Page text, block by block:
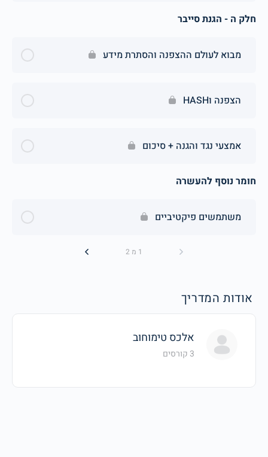
חלק ה - הגנת סייבר
מבוא לעולם ההצפנה והסתרת מידע
הצפנה וHASH
אמצעי נגד והגנה + סיכום
חומר נוסף להעשרה
משתמשים פיקטיביים
1 מ 2
אודות המדריך
אלכס טימוחוב
3 קורסים